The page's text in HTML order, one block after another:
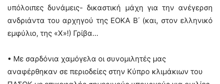
υπόλοιπες δυνάμεις- δικαστική μάχη για την ανέγερση
ανδριάντα του αρχηγού της ΕΟΚΑ Β΄ (και, στον ελληνικό
εμφύλιο, της «Χ»!) Γρίβα…
• Με σαρδόνια χαμόγελα οι συνομιλητές μας
αναφέρθηκαν σε περιοδείες στην Κύπρο κλιμάκιων του